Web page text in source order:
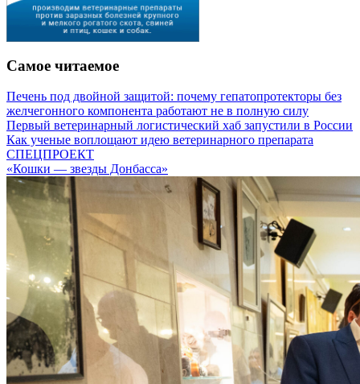
Самое читаемое
Печень под двойной защитой: почему гепатопротекторы без
желчегонного компонента работают не в полную силу
Первый ветеринарный логистический хаб запустили в России
Как ученые воплощают идею ветеринарного препарата
СПЕЦПРОЕКТ
«Кошки — звезды Донбасса»